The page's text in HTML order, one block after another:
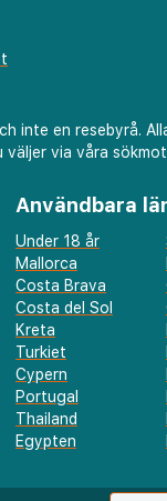
inte en resebyrå.
väljer via våra
Användbara
Under 18 år
Mallorca
Costa Brava
Costa del Sol
Kreta
Turkiet
Cypern
Portugal
Thailand
Egypten